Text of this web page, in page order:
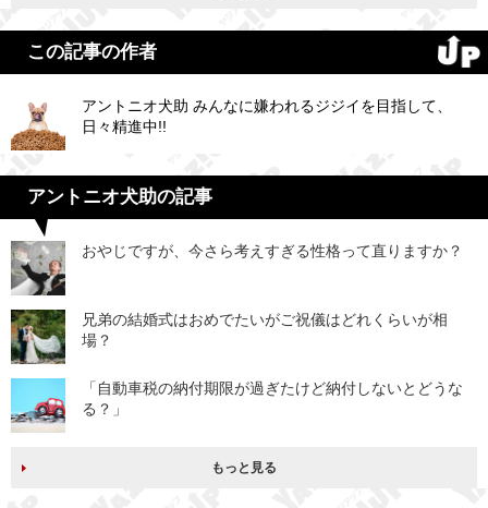
この記事の作者
アントニオ犬助 みんなに嫌われるジジイを目指して、
日々精進中!!
アントニオ犬助の記事
おやじですが、今さら考えすぎる性格って直りますか？
兄弟の結婚式はおめでたいがご祝儀はどれくらいが相
場？
「自動車税の納付期限が過ぎたけど納付しないとどうな
る？」
もっと見る